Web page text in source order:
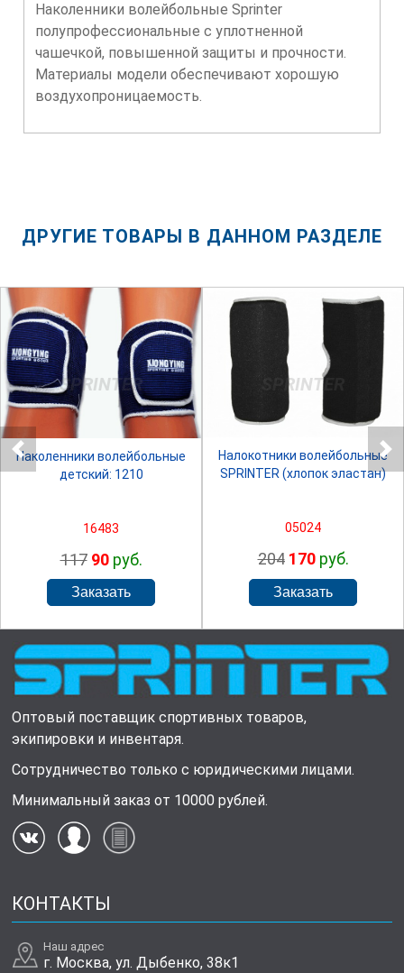
Наколенники волейбольные Sprinter
полупрофессиональные с уплотненной
чашечкой, повышенной защиты и прочности.
Материалы модели обеспечивают хорошую
воздухопроницаемость.
ДРУГИЕ ТОВАРЫ В ДАННОМ РАЗДЕЛЕ
SPRINTER
Наколенники волейбольные
детский: 1210
16483
117 90руб.
SPRINTER
Налокотники волейбольные
SPRINTER (хлопок эластан)
05024
204 170руб.
Оптовый поставщик спортивных товаров,
экипировки и инвентаря.
Сотрудничество только с юридическими лицами.
Минимальный заказ от 10000 рублей.
КОНТАКТЫ
Наш адрес
г. Москва, ул. Дыбенко, 38к1